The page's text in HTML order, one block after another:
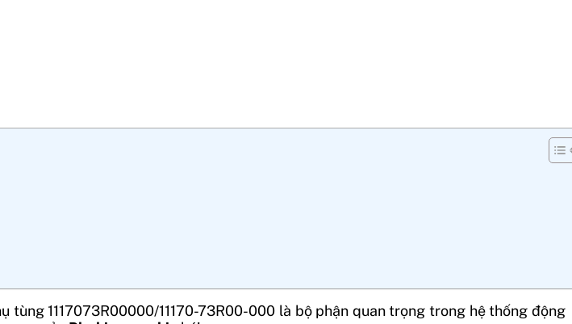
tùng 1117073R00000/11170-73R00-000 là bộ phận quan trọng trong hệ thống động